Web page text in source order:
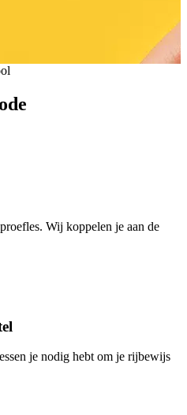
Wij koppelen je aan de
je nodig hebt om je rijbewijs